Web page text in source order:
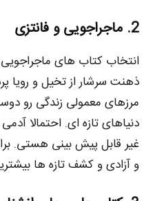
2. ماجراجویی و فانتزی
انتخاب کتاب‌ های
ذهنت سرشار از تخیل و رویا
مرزهای معمولی زندگی رو
دنیاهای تازه‌ ای. احتمالا
غیر قابل پیش‌ بینی هستی.
و آزادی و کشف تازه‌ ها